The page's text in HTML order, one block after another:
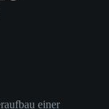
einer